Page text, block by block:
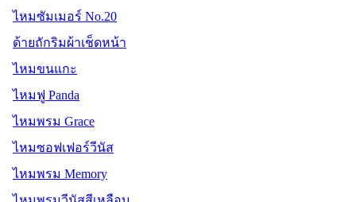
ไหมซัมเมอร์ No.20
ด้ายถักริมผ้าเช็ดหน้า
ไหมขนแกะ
ไหมฟู Panda
ไหมพรม Grace
ไหมซอฟเฟอร์วีนัส
ไหมพรม Memory